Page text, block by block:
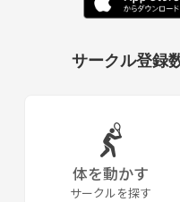
サークル登録
体を動かす
サークルを探す